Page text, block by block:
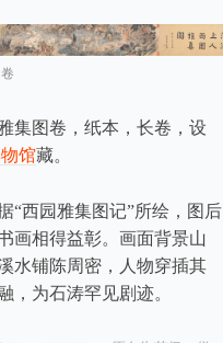
集图卷，纸本，长卷，设
物馆藏。
“西园雅集图记”所绘，图后
画相得益彰。画面背景山
水铺陈周密，人物穿插其
，为石涛罕见剧迹。